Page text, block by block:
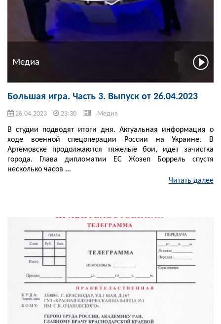
Медиа
Большая игра. Часть 3. Выпуск от 26.04.2023
26.04.2023 23:30 Медиа
В студии подводят итоги дня. Актуальная информация о
ходе военной спецоперации России на Украине. В
Артемовске продолжаются тяжелые бои, идет зачистка
города. Глава дипломатии ЕС Жозеп Боррель спустя
несколько часов ...
Читать далее